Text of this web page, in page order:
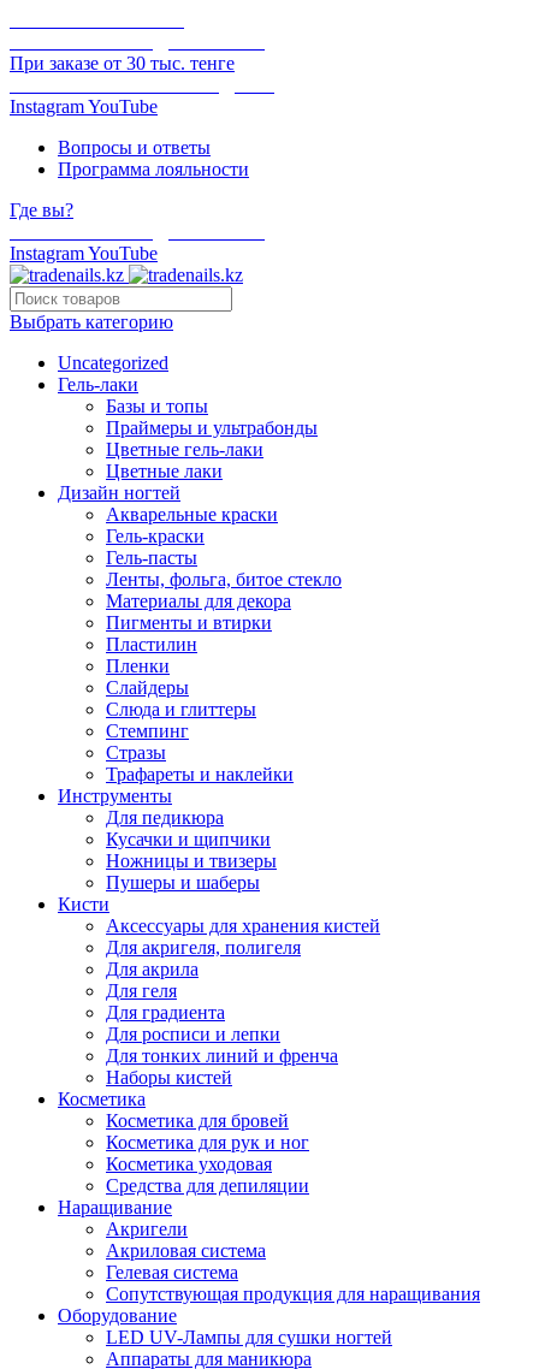
При заказе от 30 тыс. тенге
InstagramYouTube
Вопросы и ответы
Программа лояльности
Где вы?
InstagramYouTube
Выбрать категорию
Uncategorized
Гель-лаки
Базы и топы
Праймеры и ультрабонды
Цветные гель-лаки
Цветные лаки
Дизайн ногтей
Акварельные краски
Гель-краски
Гель-пасты
Ленты, фольга, битое стекло
Материалы для декора
Пигменты и втирки
Пластилин
Пленки
Слайдеры
Слюда и глиттеры
Стемпинг
Стразы
Трафареты и наклейки
Инструменты
Для педикюра
Кусачки и щипчики
Ножницы и твизеры
Пушеры и шаберы
Кисти
Аксессуары для хранения кистей
Для акригеля, полигеля
Для акрила
Для геля
Для градиента
Для росписи и лепки
Для тонких линий и френча
Наборы кистей
Косметика
Косметика для бровей
Косметика для рук и ног
Косметика уходовая
Средства для депиляции
Наращивание
Акригели
Акриловая система
Гелевая система
Сопутствующая продукция для наращивания
Оборудование
LED UV-Лампы для сушки ногтей
Аппараты для маникюра